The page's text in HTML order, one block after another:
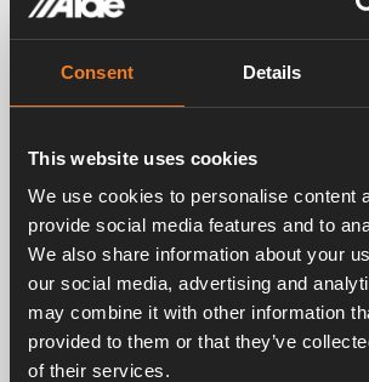
Consent Details
This website uses cookies
We use cookies to personalise content
provide social media features and to
We also share information about your
our social media, advertising and
may combine it with other information
provided to them or that they’ve
of their services.
Breite: 180 mm
Höhe: 231 mm inkl.
Deckel und Anschlussrohr
Anschluss: Ø 22 mm
Related products